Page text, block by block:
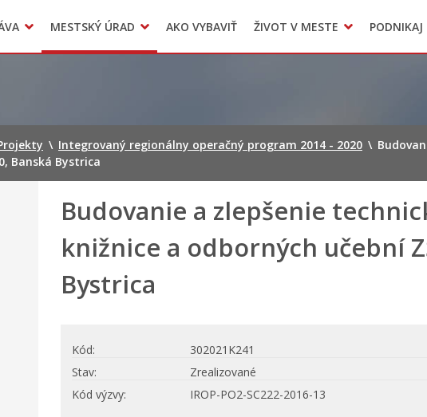
MESTSKÝ ÚRAD
Zmluvy, faktúry a objednávky
AKO VYBAVIŤ ŽIVOT V MESTE
Odpady, verejné priestranstváPODNIKAJ
office
Accommodation
\ Integrovaný regionálny operačný program 2014 - 2020 \
Banská Bystrica
Budovanie a zlepšenie
knižnice a odborných učební
Bystrica
Kód
302021K241
Stav
Zrealizované
Kód výzvy
IROP-PO2-SC222-2016-13